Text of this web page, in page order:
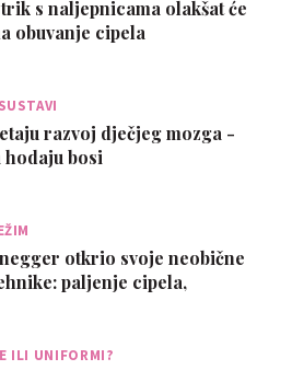
s naljepnicama olakšat će
obuvanje cipela
razvoj dječjeg mozga -
hodaju bosi
otkrio svoje neobične
paljenje cipela,
ILI UNIFORMI?